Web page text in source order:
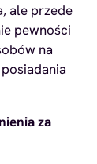
ale przede
pewności
na
za